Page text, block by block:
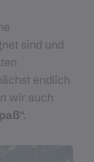
sind und
endlich
wir auch
“.